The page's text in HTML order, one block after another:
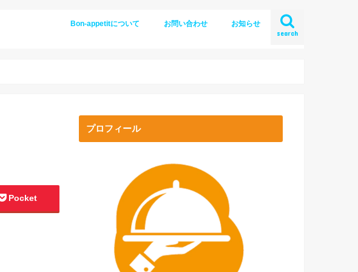
search
Bon-appetitについて お問い合わせ お知らせ
Pocket
プロフィール